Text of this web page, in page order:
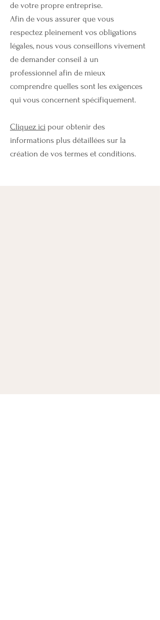
de votre propre entreprise.
Afin de vous assurer que vous
respectez pleinement vos obligations
légales, nous vous conseillons vivement
de demander conseil à un
professionnel afin de mieux
comprendre quelles sont les exigences
qui vous concernent spécifiquement.
Cliquez ici pour obtenir des
informations plus détaillées sur la
création de vos termes et conditions.